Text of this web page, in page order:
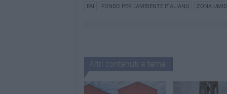
FAI FONDO PER L'AMBIENTE ITALIANO ZONA
Altri contenuti a tema